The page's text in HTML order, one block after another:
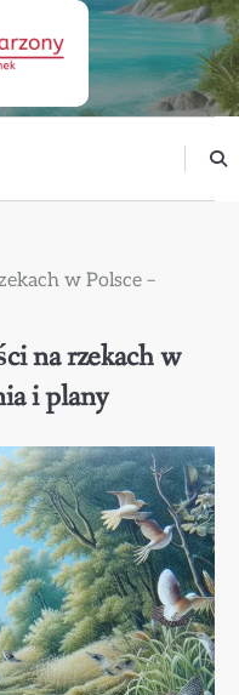
w Polsce –
na rzekach w
i plany